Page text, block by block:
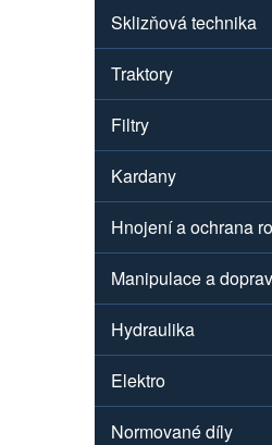
Sklizňová technika
Traktory
Filtry
Kardany
Hnojení a ochrana
Manipulace a
Hydraulika
Elektro
Normované díly